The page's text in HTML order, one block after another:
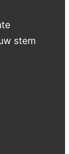
stem